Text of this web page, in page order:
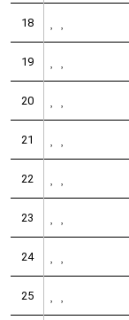
18
19
20
21
22
23
24
25